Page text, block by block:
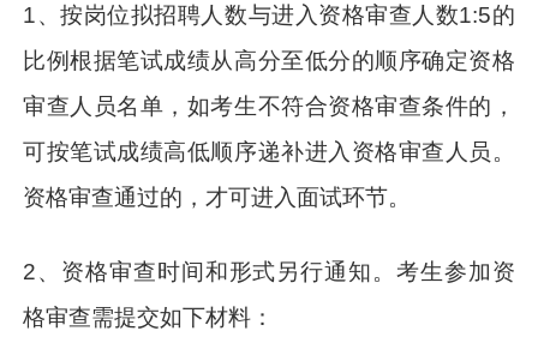
1、按岗位拟招聘人数与进入资格审查人数1:5的
比例根据笔试成绩从高分至低分的顺序确定资格
审查人员名单，如考生不符合资格审查条件的，
可按笔试成绩高低顺序递补进入资格审查人员。
资格审查通过的，才可进入面试环节。
2、资格审查时间和形式另行通知。考生参加资
格审查需提交如下材料：